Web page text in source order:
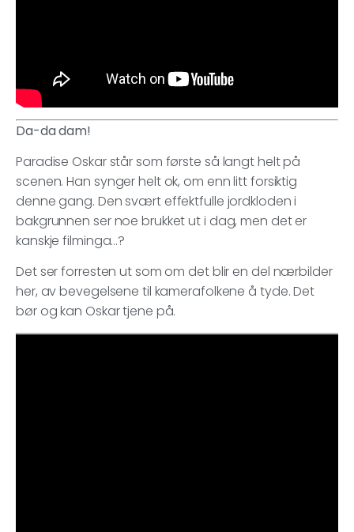
Da-da dam!
Paradise Oskar står som første så langt helt på
scenen. Han synger helt ok, om enn litt forsiktig
denne gang. Den svært effektfulle jordkloden i
bakgrunnen ser noe brukket ut i dag, men det er
kanskje filminga…?
Det ser forresten ut som om det blir en del nærbilder
her, av bevegelsene til kamerafolkene å tyde. Det
bør og kan Oskar tjene på.